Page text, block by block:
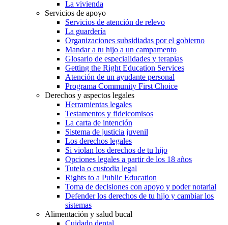
La vivienda
Servicios de apoyo
Servicios de atención de relevo
La guardería
Organizaciones subsidiadas por el gobierno
Mandar a tu hijo a un campamento
Glosario de especialidades y terapias
Getting the Right Education Services
Atención de un ayudante personal
Programa Community First Choice
Derechos y aspectos legales
Herramientas legales
Testamentos y fideicomisos
La carta de intención
Sistema de justicia juvenil
Los derechos legales
Si violan los derechos de tu hijo
Opciones legales a partir de los 18 años
Tutela o custodia legal
Rights to a Public Education
Toma de decisiones con apoyo y poder notarial
Defender los derechos de tu hijo y cambiar los
sistemas
Alimentación y salud bucal
Cuidado dental